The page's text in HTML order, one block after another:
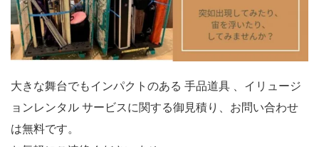
大きな舞台でもインパクトのある 手品道具 、イリュージ
ョンレンタル サービスに関する御見積り、お問い合わせ
は無料です。